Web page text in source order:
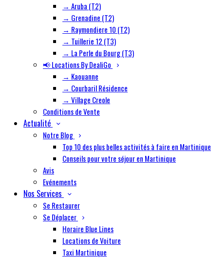
→ Aruba (T2)
→ Grenadine (T2)
→ Raymondiere 10 (T2)
→ Tuillerie 12 (T3)
→ La Perle du Bourg (T3)
📢 Locations By DealiGo
→ Kaouanne
→ Courbaril Résidence
→ Village Creole
Conditions de Vente
Actualité
Notre Blog
Top 10 des plus belles activités à faire en Martinique
Conseils pour votre séjour en Martinique
Avis
Evénements
Nos Services
Se Restaurer
Se Déplacer
Horaire Blue Lines
Locations de Voiture
Taxi Martinique